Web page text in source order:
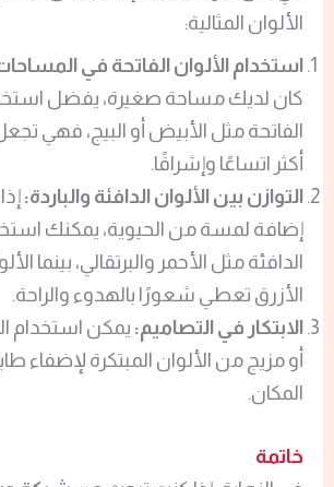
الألوان المثالية:
استخدام الألوان الفاتحة في
كان لديك مساحة صغيرة، يفضل
الفاتحة مثل الأبيض أو البيج، فهي
أكثر اتساعًا وإشراقًا.
التوازن بين الألوان الدافئة والباردة:
إضافة لمسة من الحيوية، يمكنك
الدافئة مثل الأحمر والبرتقالي، بينما
الأزرق تعطي شعورًا بالهدوء والراحة.
الابتكار في التصاميم: يمكن استخدام
أو مزيج من الألوان المبتكرة
المكان.
خاتمة